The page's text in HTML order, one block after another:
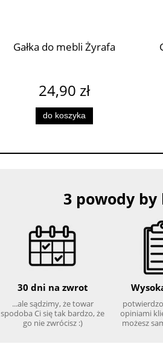
Gałka do mebli Żyrafa
24,90 zł
do koszyka
3 powody
30 dni na zwrot
...ale sądzimy, że towar
spodoba Ci się tak bardzo, że
go nie zwrócisz :)
opiniami
możesz